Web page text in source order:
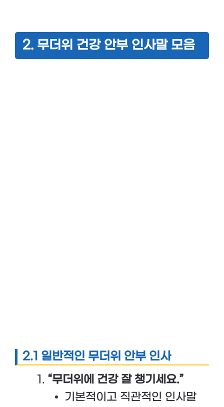
2. 무더위 건강 안부 인사말 모음
2.1 일반적인 무더위 안부 인사
“무더위에 건강 잘 챙기세요.”
기본적이고 직관적인 인사말